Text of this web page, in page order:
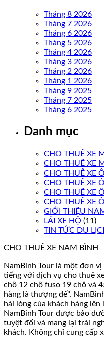
Tháng 8 2026
Tháng 7 2026
Tháng 6 2026
Tháng 5 2026
Tháng 4 2026
Tháng 3 2026
Tháng 2 2026
Tháng 1 2026
Tháng 9 2025
Tháng 7 2025
Tháng 6 2025
Danh mục
CHO THUÊ XE
CHO THUÊ XE
CHO THUÊ XE
CHO THUÊ XE
CHO THUÊ XE
CHO THUÊ XE
GIỚI THIỆU
LÁI XE HỘ (11)
TIN TỨC DU
CHO THUÊ XE NAM BÌNH
NamBinh Tour là một đơn
tiếng với dịch vụ cho thuê
chỗ 12 chỗ fuso 19 chỗ và
hàng là thượng đế",
hài lòng của khách hàng
NamBinh Tour được bảo
tuyệt đối và mang lại trải
khách. Không chỉ cung cấp